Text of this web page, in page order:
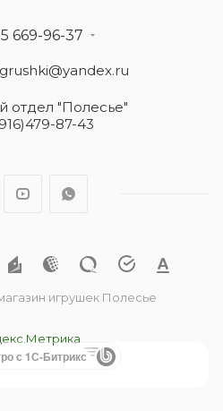
669-96-37
отдел "Полесье"
87-43
игрушек Полесье
с 1С-Битрикс